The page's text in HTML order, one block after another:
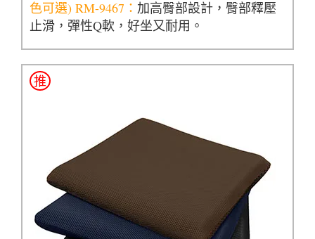
色可選) RM-9467： 加高臀部設計，臀部釋壓
止滑，彈性Q軟，好坐又耐用。
推